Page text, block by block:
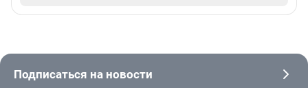
Подписаться на новости